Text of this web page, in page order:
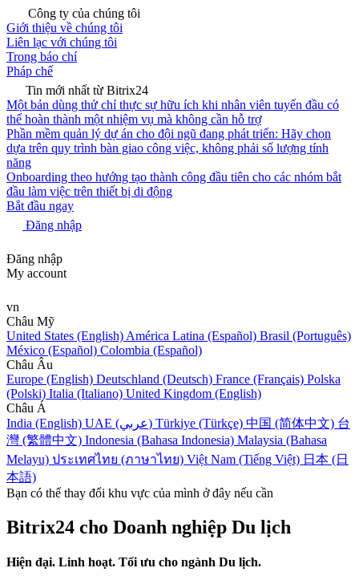
Công ty của chúng tôi
Giới thiệu về chúng tôi
Liên lạc với chúng tôi
Trong báo chí
Pháp chế
Tin mới nhất từ Bitrix24
Một bản dùng thử chỉ thực sự hữu ích khi nhân viên tuyến đầu có
thể hoàn thành một nhiệm vụ mà không cần hỗ trợ
Phần mềm quản lý dự án cho đội ngũ đang phát triển: Hãy chọn
dựa trên quy trình bàn giao công việc, không phải số lượng tính
năng
Onboarding theo hướng tạo thành công đầu tiên cho các nhóm bắt
đầu làm việc trên thiết bị di động
Bắt đầu ngay
Đăng nhập
Đăng nhập
My account
vn
Châu Mỹ
United States (English) América Latina (Español) Brasil (Português)
México (Español) Colombia (Español)
Châu Âu
Europe (English) Deutschland (Deutsch) France (Français) Polska
(Polski) Italia (Italiano) United Kingdom (English)
Châu Á
India (English)
UAE (عربي) Türkiye (Türkçe) 中国 (简体中文) 台
灣 (繁體中文) Indonesia (Bahasa Indonesia) Malaysia (Bahasa
Melayu) ประเทศไทย (ภาษาไทย) Việt Nam (Tiếng Việt) 日本 (日
本語)
Bạn có thể thay đổi khu vực của mình ở đây nếu cần
Bitrix24 cho Doanh nghiệp Du lịch
Hiện đại. Linh hoạt. Tối ưu cho ngành Du lịch.